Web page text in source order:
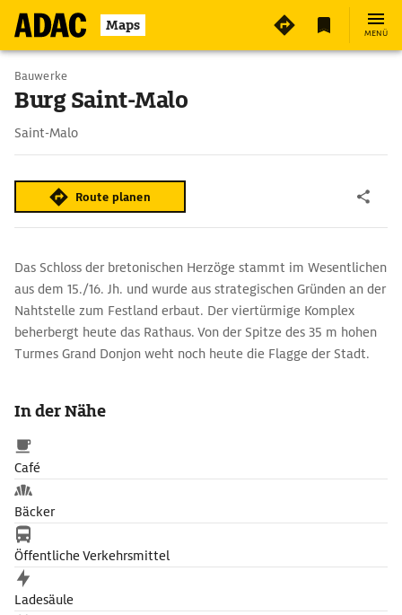
Maps MENÜ
Bauwerke
Burg Saint-Malo
Saint-Malo
Route planen
Das Schloss der bretonischen Herzöge stammt im Wesentlichen
aus dem 15./16. Jh. und wurde aus strategischen Gründen an der
Nahtstelle zum Festland erbaut. Der viertürmige Komplex
beherbergt heute das Rathaus. Von der Spitze des 35 m hohen
Turmes Grand Donjon weht noch heute die Flagge der Stadt.
In der Nähe
Café
Bäcker
Öffentliche Verkehrsmittel
Ladesäule